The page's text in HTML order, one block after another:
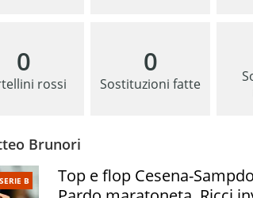
0
rossi
0
Sostituzioni fatte
Brunori
SERIE B
Top e flop Cesena-